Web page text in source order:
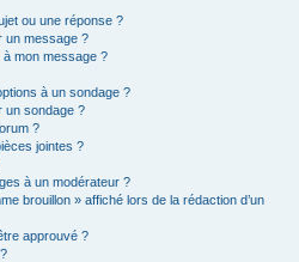
ou une réponse ?
un message ?
mon message ?
à un sondage ?
un sondage ?
?
jointes ?
à un modérateur ?
brouillon » affiché lors de la rédaction d’un
approuvé ?